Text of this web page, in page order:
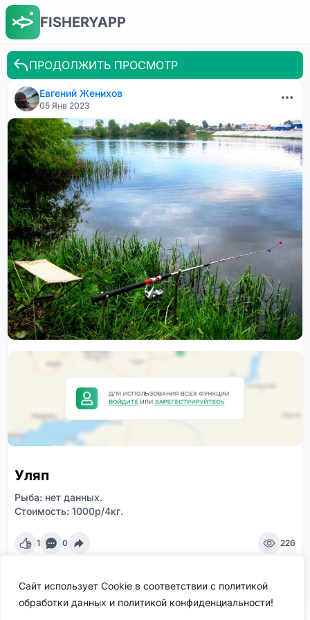
Сайт использует Cookie в соответствии с политикой
обработки данных и политикой конфиденциальности!
FISHERYAPP
ПРОДОЛЖИТЬ ПРОСМОТР
Евгений Женихов
05 Янв 2023
Уляп
Рыба: нет данных.
Стоимость: 1000р/4кг.
1 0 226